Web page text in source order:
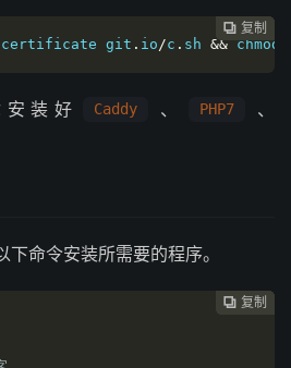
 复制
 复制
 复制
 复制
 复制
 复制
 复制
 复制
 复制
 复制
certificate git . io/c . sh && chmod
装好 Caddy 、 PHP7 、
命令安装所需要的程序。
 复制
 复制
 复制
 复制
 复制
 复制
 复制
 复制
 复制